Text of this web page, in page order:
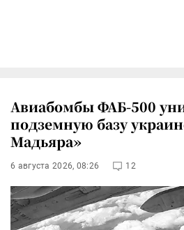
Авиабомбы ФАБ-500
подземную базу
Мадьяра»
6 августа 2026, 08:26 12